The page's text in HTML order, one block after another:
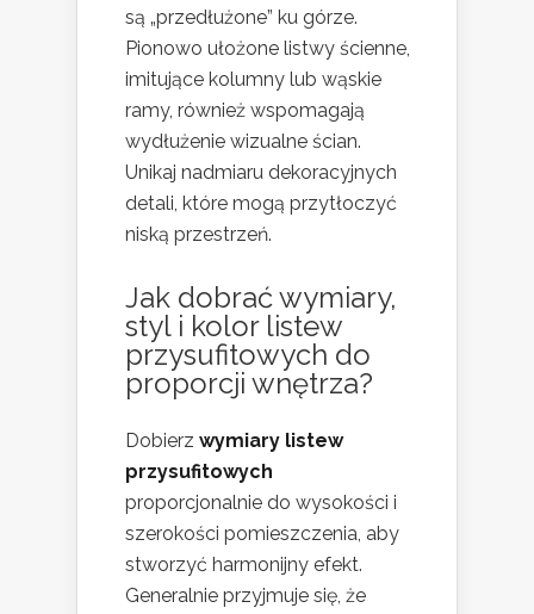
są „przedłużone” ku górze.
Pionowo ułożone listwy ścienne,
imitujące kolumny lub wąskie
ramy, również wspomagają
wydłużenie wizualne ścian.
Unikaj nadmiaru dekoracyjnych
detali, które mogą przytłoczyć
niską przestrzeń.
Jak dobrać wymiary,
styl i kolor listew
przysufitowych do
proporcji wnętrza?
Dobierz wymiary listew
przysufitowych
proporcjonalnie do wysokości i
szerokości pomieszczenia, aby
stworzyć harmonijny efekt.
Generalnie przyjmuje się, że